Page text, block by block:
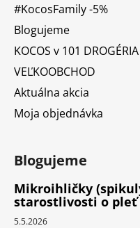
#KocosFamily -5%
Blogujeme
KOCOS v 101 DROGÉRIA
VEĽKOOBCHOD
Aktuálna akcia
Moja objednávka
Blogujeme
Mikroihličky
starostlivosti o pleť
5.5.2026